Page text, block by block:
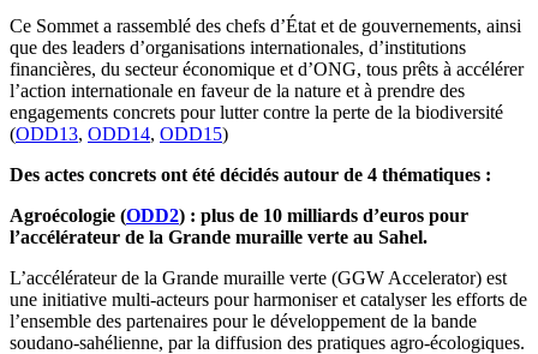
Ce Sommet a rassemblé des chefs d’État et de gouvernements, ainsi
que des leaders d’organisations internationales, d’institutions
financières, du secteur économique et d’ONG, tous prêts à accélérer
l’action internationale en faveur de la nature et à prendre des
engagements concrets pour lutter contre la perte de la biodiversité
(ODD13, ODD14, ODD15)
Des actes concrets ont été décidés autour de 4 thématiques :
Agroécologie (ODD2) : plus de 10 milliards d’euros pour
l’accélérateur de la Grande muraille verte au Sahel.
L’accélérateur de la Grande muraille verte (GGW Accelerator) est
une initiative multi-acteurs pour harmoniser et catalyser les efforts de
l’ensemble des partenaires pour le développement de la bande
soudano-sahélienne, par la diffusion des pratiques agro-écologiques.